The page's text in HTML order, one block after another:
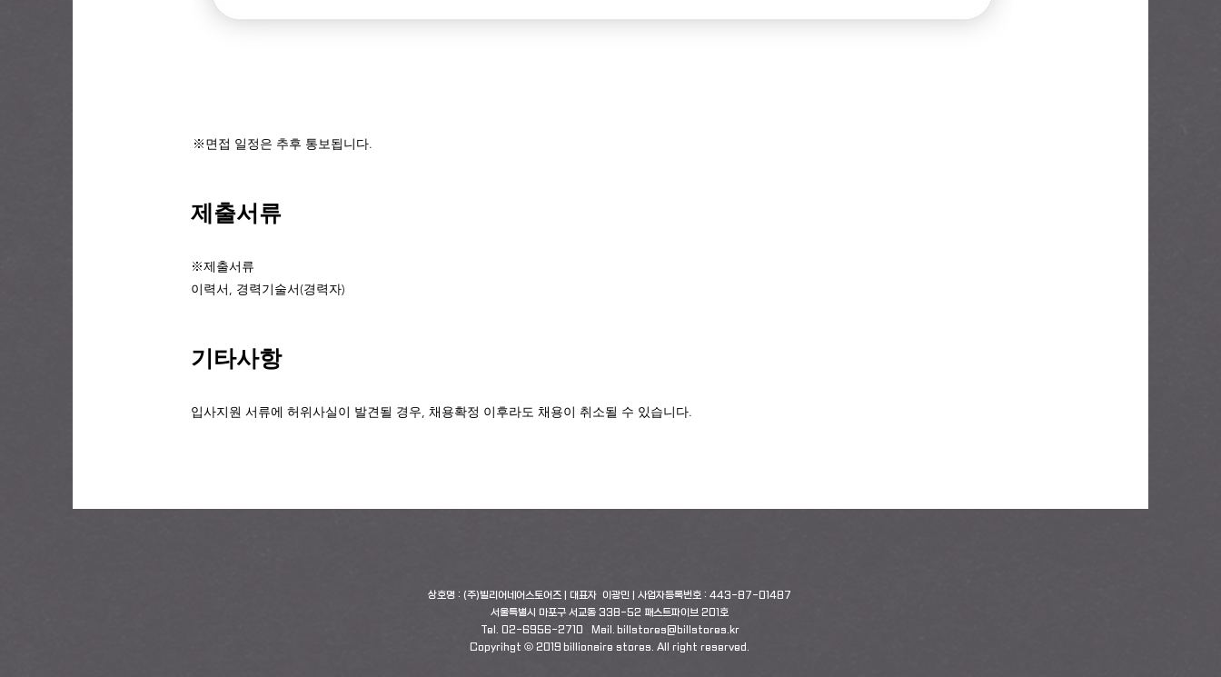
※면접 일정은 추후 통보됩니다.
제출서류
※제출서류
이력서, 경력기술서(경력자)
​기타사항
입사지원 서류에 허위사실이 발견될 경우, 채용확정 이후라도 채용이 취소될 수 있습니다.
상호명 : (주)빌리어네어스토어즈 | 대표자 이광민 | 사업자등록번호 : 443-87-01487
서울특별시 마포구 서교동 338-52 패스트파이브 201호
Tel. 02-6956-2710 Mail.
billstores@billstores.kr
Copyrihgt ⓒ 2019 billionaire stores. All right reserved.